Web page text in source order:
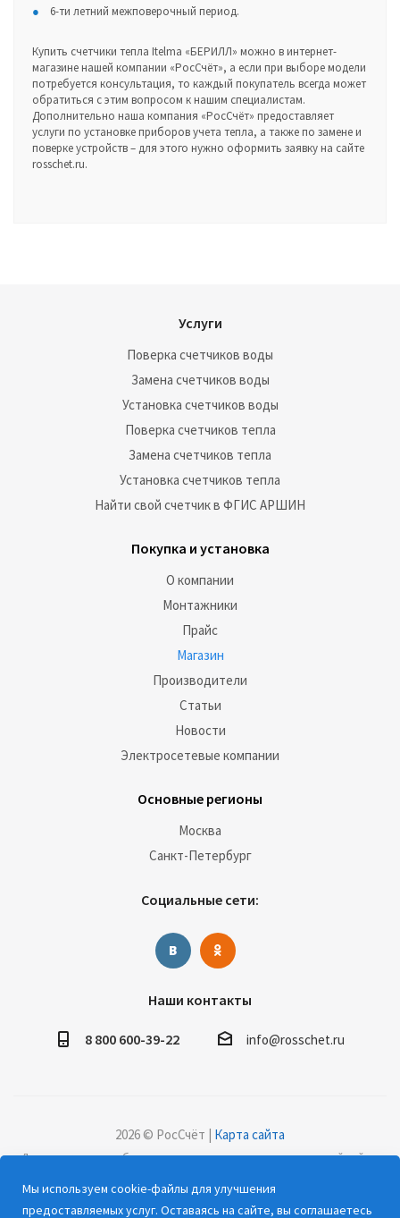
6-ти летний межповерочный период.
Купить счетчики тепла Itelma «БЕРИЛЛ» можно в интернет-
магазине нашей компании «РосСчёт», а если при выборе модели
потребуется консультация, то каждый покупатель всегда может
обратиться с этим вопросом к нашим специалистам.
Дополнительно наша компания «РосСчёт» предоставляет
услуги по установке приборов учета тепла, а также по замене и
поверке устройств – для этого нужно оформить заявку на сайте
rosschet.ru.
Услуги
Поверка счетчиков воды
Замена счетчиков воды
Установка счетчиков воды
Поверка счетчиков тепла
Замена счетчиков тепла
Установка счетчиков тепла
Найти свой счетчик в ФГИС АРШИН
Покупка и установка
О компании
Монтажники
Прайс
Магазин
Производители
Статьи
Новости
Электросетевые компании
Основные регионы
Москва
Санкт-Петербург
Социальные сети:
Наши контакты
8 800 600-39-22 info@rosschet.ru
2026 © РосСчёт | Карта сайта
Дорогие клиенты, обращаем ваше внимание на то, что данный сайт и
на сайте, носят информационный характер и ни при каких условиях не
Мы используем cookie-файлы для улучшения
предоставляемых услуг. Оставаясь на сайте, вы соглашаетесь